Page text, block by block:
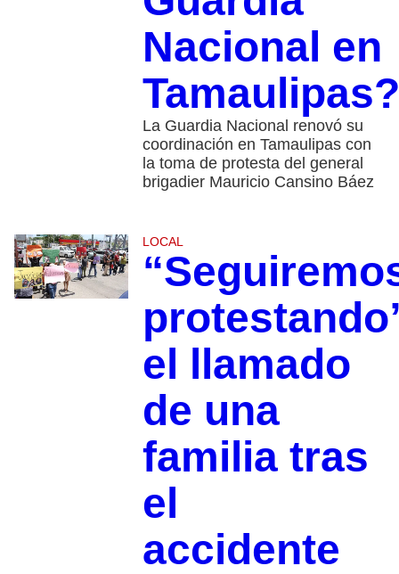
Nacional en
Tamaulipas?
La Guardia Nacional renovó su
coordinación en Tamaulipas con
la toma de protesta del general
brigadier Mauricio Cansino Báez
LOCAL
el llamado
de una
familia tras
el
accidente